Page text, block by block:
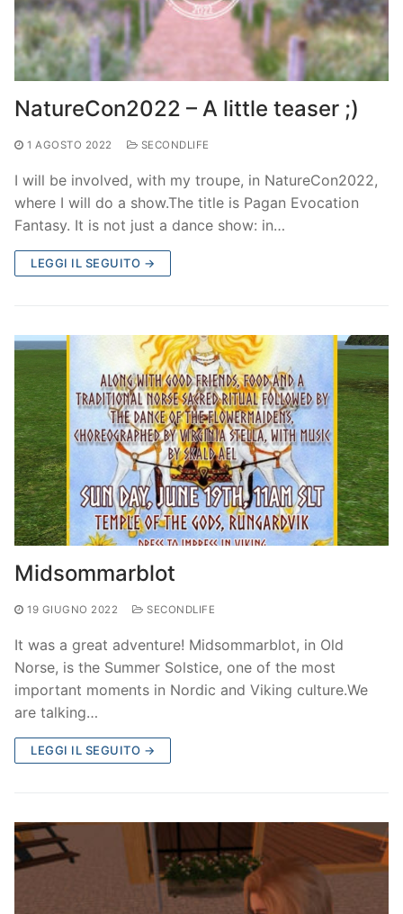
NatureCon2022 – A little teaser ;)
1 AGOSTO 2022 SECONDLIFE
I will be involved, with my troupe, in NatureCon2022,
where I will do a show.The title is Pagan Evocation
Fantasy. It is not just a dance show: in…
LEGGI IL SEGUITO →
Midsommarblot
19 GIUGNO 2022 SECONDLIFE
It was a great adventure! Midsommarblot, in Old
Norse, is the Summer Solstice, one of the most
important moments in Nordic and Viking culture.We
are talking…
LEGGI IL SEGUITO →